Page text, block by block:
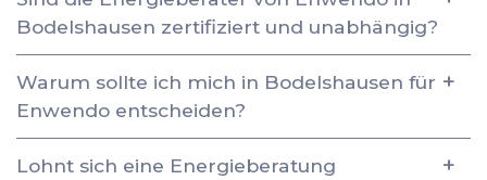
Bodelshausen zertifiziert und unabhängig?
Warum sollte ich mich in Bodelshausen für
Enwendo entscheiden?
Lohnt sich eine Energieberatung